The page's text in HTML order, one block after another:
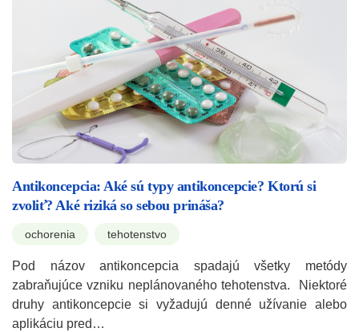
Antikoncepcia: Aké sú typy antikoncepcie? Ktorú si
zvoliť? Aké riziká so sebou prináša?
ochorenia tehotenstvo
Pod názov antikoncepcia spadajú všetky metódy
zabraňujúce vzniku neplánovaného tehotenstva. Niektoré
druhy antikoncepcie si vyžadujú denné užívanie alebo
aplikáciu pred…